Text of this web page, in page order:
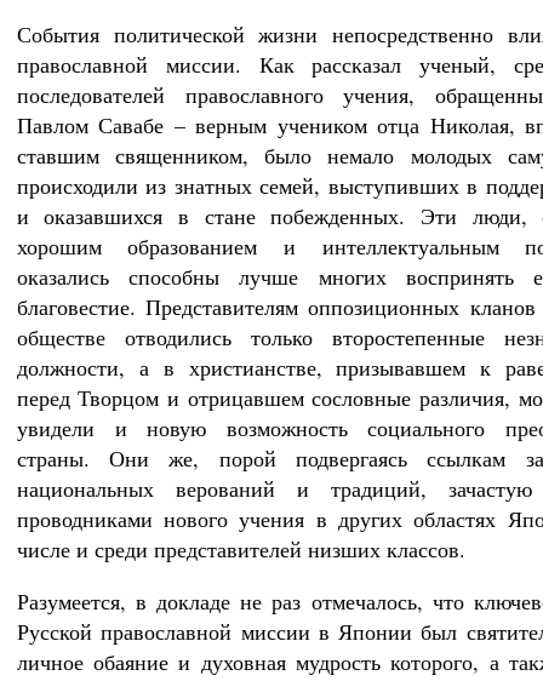
События политической жизни непосредственно
православной миссии. Как рассказал ученый,
последователей православного учения,
Павлом Савабе – верным учеником отца Николая,
ставшим священником, было немало молодых
происходили из знатных семей, выступивших в
и оказавшихся в стане побежденных. Эти люди,
хорошим образованием и интеллектуальным
оказались способны лучше многих воспринять
благовестие. Представителям оппозиционных
обществе отводились только второстепенные
должности, а в христианстве, призывавшем к
перед Творцом и отрицавшем сословные различия,
увидели и новую возможность социального
страны. Они же, порой подвергаясь ссылкам
национальных верований и традиций, зачастую
проводниками нового учения в других областях
числе и среди представителей низших классов.
Разумеется, в докладе не раз отмечалось, что
Русской православной миссии в Японии был
личное обаяние и духовная мудрость которого, а